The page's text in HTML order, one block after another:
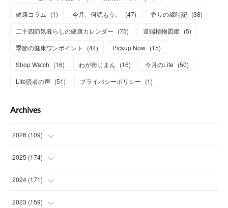
健康コラム (1) 今月、何読もう。 (47) 香りの歳時記 (38)
二十四節気暮らしの健康カレンダー (75) 道端植物図鑑 (5)
季節の健康ワンポイント
(44) Pickup Now (15)
Shop Watch (16) わが街じまん (16) 今月のLife (50)
Life読者の声 (51) プライバシーポリシー (1)
Archives
2026 (109)
(7)
(15
(15
2025 (174)
(14
(14
2024 (171)
(13
2023 (159)